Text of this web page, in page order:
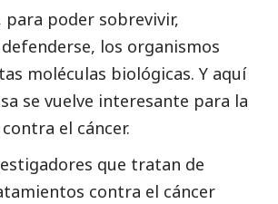
para poder sobrevivir,
los organismos
moléculas biológicas. Y aquí
se vuelve interesante para la
contra el cáncer.
que tratan de
contra el cáncer